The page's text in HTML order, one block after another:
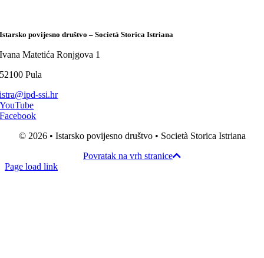
Istarsko povijesno društvo – Società Storica Istriana
Ivana Matetića Ronjgova 1
52100 Pula
istra@ipd-ssi.hr
YouTube
Facebook
© 2026 • Istarsko povijesno društvo • Società Storica Istriana
Povratak na vrh stranice
Page load link